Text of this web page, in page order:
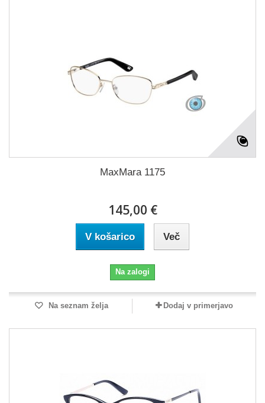
MaxMara 1175
145,00 €
V košarico Več
Na zalogi
Na seznam želja Dodaj v primerjavo